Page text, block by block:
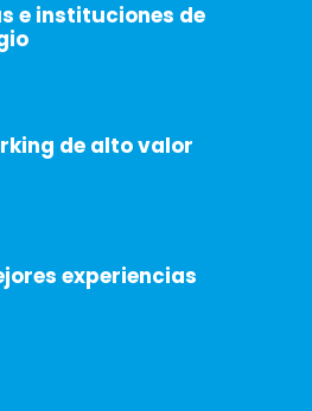
e instituciones de
de alto valor
experiencias